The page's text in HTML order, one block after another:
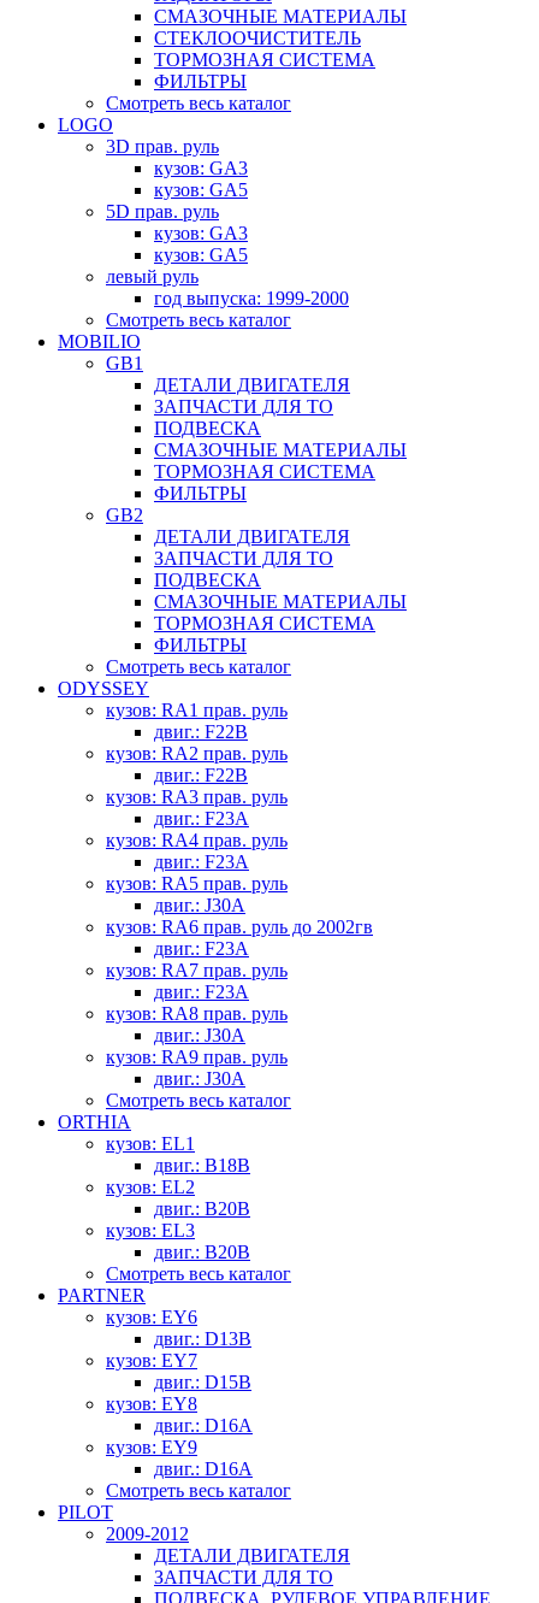
СМАЗОЧНЫЕ МАТЕРИАЛЫ
СТЕКЛООЧИСТИТЕЛЬ
ТОРМОЗНАЯ СИСТЕМА
ФИЛЬТРЫ
Смотреть весь каталог
LOGO
3D прав. руль
кузов: GA3
кузов: GA5
5D прав. руль
кузов: GA3
кузов: GA5
левый руль
год выпуска: 1999-2000
Смотреть весь каталог
MOBILIO
GB1
ДЕТАЛИ ДВИГАТЕЛЯ
ЗАПЧАСТИ ДЛЯ ТО
ПОДВЕСКА
СМАЗОЧНЫЕ МАТЕРИАЛЫ
ТОРМОЗНАЯ СИСТЕМА
ФИЛЬТРЫ
GB2
ДЕТАЛИ ДВИГАТЕЛЯ
ЗАПЧАСТИ ДЛЯ ТО
ПОДВЕСКА
СМАЗОЧНЫЕ МАТЕРИАЛЫ
ТОРМОЗНАЯ СИСТЕМА
ФИЛЬТРЫ
Смотреть весь каталог
ODYSSEY
кузов: RA1 прав. руль
двиг.: F22B
кузов: RA2 прав. руль
двиг.: F22B
кузов: RA3 прав. руль
двиг.: F23A
кузов: RA4 прав. руль
двиг.: F23A
кузов: RA5 прав. руль
двиг.: J30A
кузов: RA6 прав. руль до 2002гв
двиг.: F23A
кузов: RA7 прав. руль
двиг.: F23A
кузов: RA8 прав. руль
двиг.: J30A
кузов: RA9 прав. руль
двиг.: J30A
Смотреть весь каталог
ORTHIA
кузов: EL1
двиг.: B18B
кузов: EL2
двиг.: B20B
кузов: EL3
двиг.: B20B
Смотреть весь каталог
PARTNER
кузов: EY6
двиг.: D13B
кузов: EY7
двиг.: D15B
кузов: EY8
двиг.: D16A
кузов: EY9
двиг.: D16A
Смотреть весь каталог
PILOT
2009-2012
ДЕТАЛИ ДВИГАТЕЛЯ
ЗАПЧАСТИ ДЛЯ ТО
ПОДВЕСКА, РУЛЕВОЕ УПРАВЛЕНИЕ,